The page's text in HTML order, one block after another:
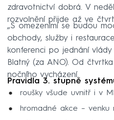
zdravotnictví dobrá. V
rozvolnění přijde až ve
„S omezeními se budou
obchody, služby i
konferenci po jednání vlády
Blatný (za ANO). Od
nočního vycházení.
Pravidla 3. stupně
roušky všude uvnitř i v
hromadné akce – venku